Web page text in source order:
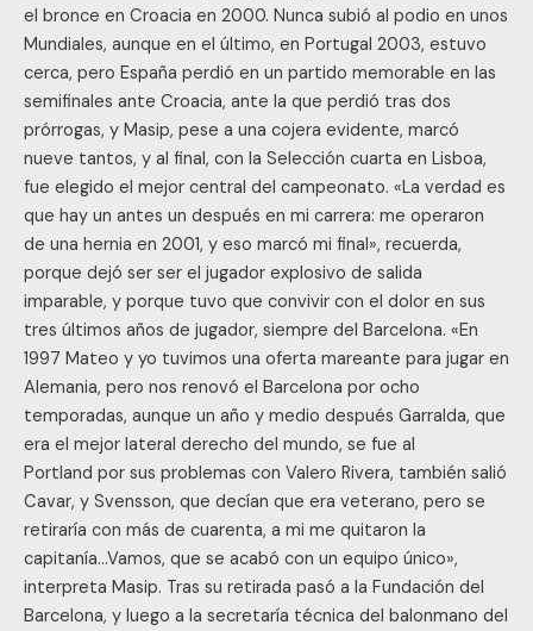
el bronce en Croacia en 2000. Nunca subió al podio en unos
Mundiales, aunque en el último, en Portugal 2003, estuvo
cerca, pero España perdió en un partido memorable en las
semifinales ante Croacia, ante la que perdió tras dos
prórrogas, y Masip, pese a una cojera evidente, marcó
nueve tantos, y al final, con la Selección cuarta en Lisboa,
fue elegido el mejor central del campeonato. «La verdad es
que hay un antes un después en mi carrera: me operaron
de una hernia en 2001, y eso marcó mi final», recuerda,
porque dejó ser ser el jugador explosivo de salida
imparable, y porque tuvo que convivir con el dolor en sus
tres últimos años de jugador, siempre del Barcelona. «En
1997 Mateo y yo tuvimos una oferta mareante para jugar en
Alemania, pero nos renovó el Barcelona por ocho
temporadas, aunque un año y medio después Garralda, que
era el mejor lateral derecho del mundo, se fue al
Portland por sus problemas con Valero Rivera, también salió
Cavar, y Svensson, que decían que era veterano, pero se
retiraría con más de cuarenta, a mi me quitaron la
capitanía…Vamos, que se acabó con un equipo único»,
interpreta Masip. Tras su retirada pasó a la Fundación del
Barcelona, y luego a la secretaría técnica del balonmano del